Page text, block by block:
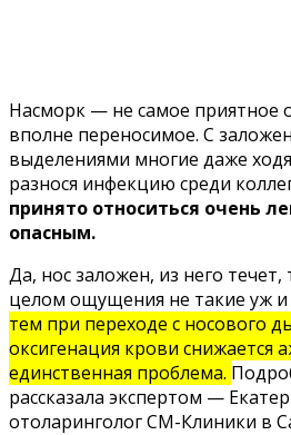
Насморк — не самое приятное
вполне переносимое. С
выделениями многие даже
разнося инфекцию среди
принято относиться очень
опасным.
Да, нос заложен, из него
целом ощущения не такие уж и
тем при переходе с носового
оксигенация крови снижается
единственная проблема.
рассказала экспертом —
отоларинголог СМ-Клиники в